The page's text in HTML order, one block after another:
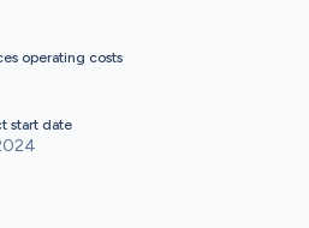
operating costs
start date